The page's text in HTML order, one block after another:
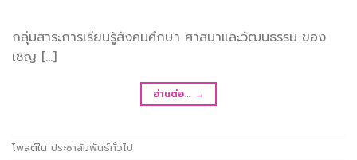
กลุ่มสาระการเรียนรู้สังคมศึกษา ศาสนาและวัฒนธรรม ของ
เชิญ […]
อ่านต่อ… →
โพสต์ใน ประชาสัมพันธ์ทั่วไป